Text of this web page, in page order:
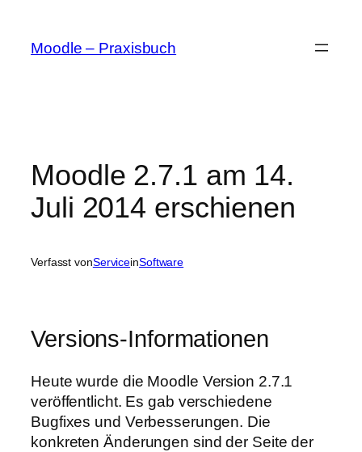
springen
Moodle – Praxisbuch
Moodle 2.7.1 am 14.
Juli 2014 erschienen
Verfasst vonServiceinSoftware
Versions-Informationen
Heute wurde die Moodle Version 2.7.1
veröffentlicht. Es gab verschiedene
Bugfixes und Verbesserungen. Die
konkreten Änderungen sind der Seite der